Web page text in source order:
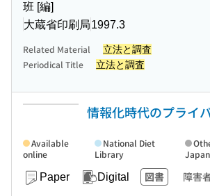
班 [編]
大蔵省印刷局1997.3
Related Material 立法と調査
Periodical Title 立法と調査
情報化時代のプライ
Paper Digital 図書 障害
Available
online
National Diet
Library
Japan